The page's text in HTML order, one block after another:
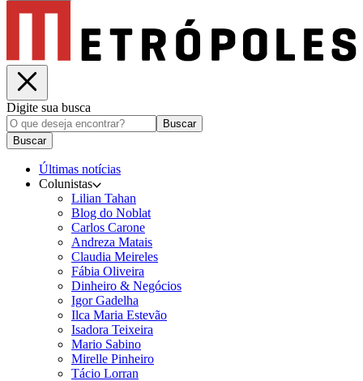
Digite sua busca
Buscar
Buscar
Últimas notícias
Colunistas
Lilian Tahan
Blog do Noblat
Carlos Carone
Andreza Matais
Claudia Meireles
Fábia Oliveira
Dinheiro & Negócios
Igor Gadelha
Ilca Maria Estevão
Isadora Teixeira
Mario Sabino
Mirelle Pinheiro
Tácio Lorran